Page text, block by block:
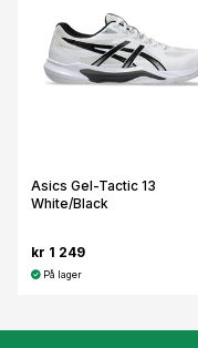
Asics Gel-Tactic 13
White/Black
kr 1 249
På lager